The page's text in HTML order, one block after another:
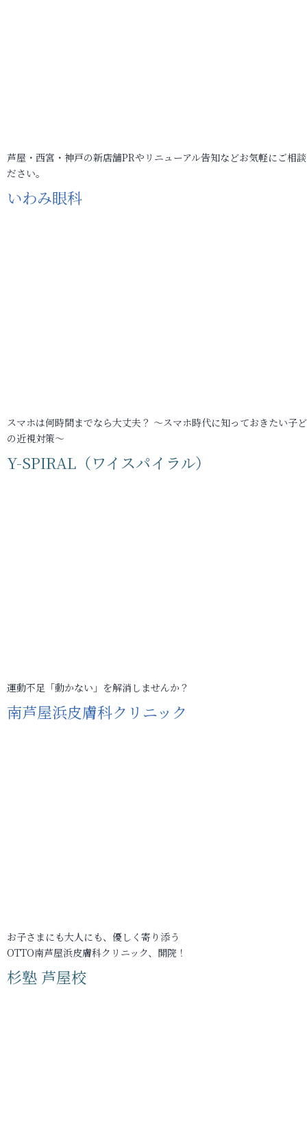
芦屋・西宮・神戸の新店舗PRやリニューアル告知などお気軽にご相
ださい。
いわみ眼科
スマホは何時間までなら大丈夫？ ～スマホ時代に知っておきたい子
の近視対策～
Y-SPIRAL（ワイスパイラル）
運動不足「動かない」を解消しませんか？
南芦屋浜皮膚科クリニック
お子さまにも大人にも、優しく寄り添う
OTTO南芦屋浜皮膚科クリニック、開院！
杉塾 芦屋校